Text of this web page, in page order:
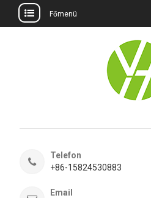
Főmenü
Telefon
+86-15824530883
Email